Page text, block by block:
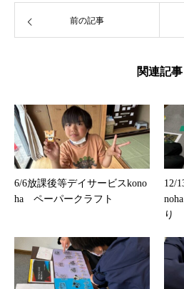
前の記事
関連記事
6/6放課後等デイサービスkono
ha ペーパークラフト
12/
り